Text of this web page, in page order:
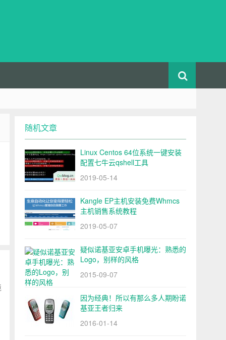
随机文章
Linux Centos 64位系统一键安装
配置七牛云qshell工具
2019-05-14
Kangle EP主机安装免费Whmcs
主机销售系统教程
2019-05-07
疑似诺基亚安卓手机曝光：熟悉的
Logo，别样的风格
2015-09-07
因为经典！所以有那么多人期盼诺
基亚王者归来
2016-01-14